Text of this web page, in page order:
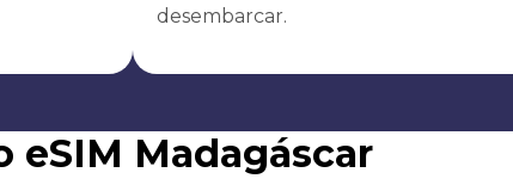
desembarcar.
eSIM Madagáscar